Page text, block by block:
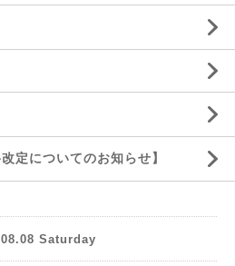
定についてのお知らせ】
Saturday